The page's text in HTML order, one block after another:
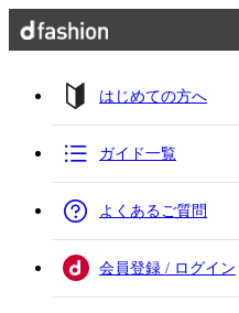
はじめての方へ
ガイド一覧
よくあるご質問
会員登録 / ログイン